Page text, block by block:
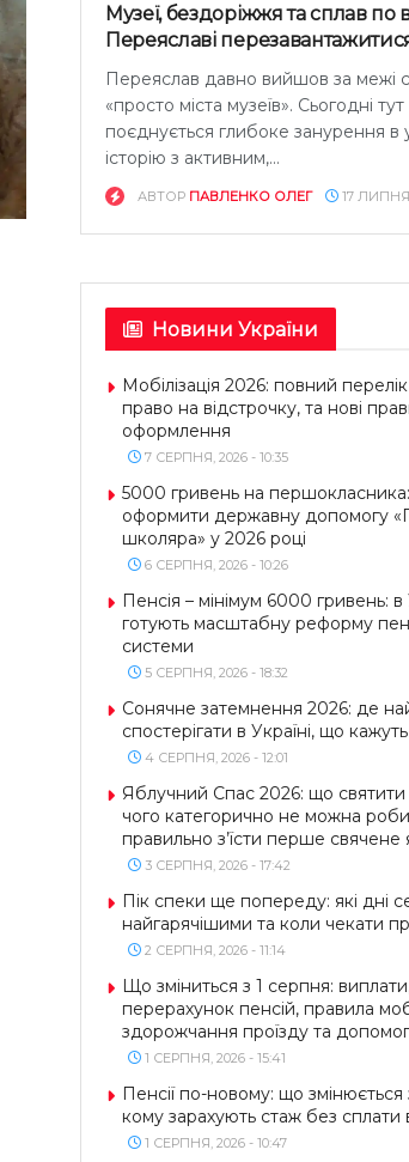
Музеї, бездоріжжя та сплав по
Переяславі
Переяслав давно вийшов за межі
«просто міста музеїв». Сьогодні тут
поєднується глибоке занурення в
історію з активним,...
АВТОР ПАВЛЕНКО ОЛЕГ 17 ЛИПНЯ,
Новини України
Мобілізація 2026: повний
право на відстрочку, та нові
оформлення
7 СЕРПНЯ, 2026 - 10:35
5000 гривень на
оформити державну допомогу
школяра» у 2026 році
6 СЕРПНЯ, 2026 - 10:26
Пенсія – мінімум 6000 гривень: в
готують масштабну реформу
системи
5 СЕРПНЯ, 2026 - 18:32
Сонячне затемнення 2026: де
спостерігати в Україні, що кажуть
4 СЕРПНЯ, 2026 - 12:01
Яблучний Спас 2026: що святити
чого категорично не можна
правильно з’їсти перше свячене
3 СЕРПНЯ, 2026 - 17:42
Пік спеки ще попереду: які дні
найгарячішими та коли чекати
2 СЕРПНЯ, 2026 - 11:14
Що зміниться з 1 серпня:
перерахунок пенсій, правила
здорожчання проїзду та
1 СЕРПНЯ, 2026 - 15:41
Пенсії по-новому: що змінюється
кому зарахують стаж без сплати
1 СЕРПНЯ, 2026 - 10:47